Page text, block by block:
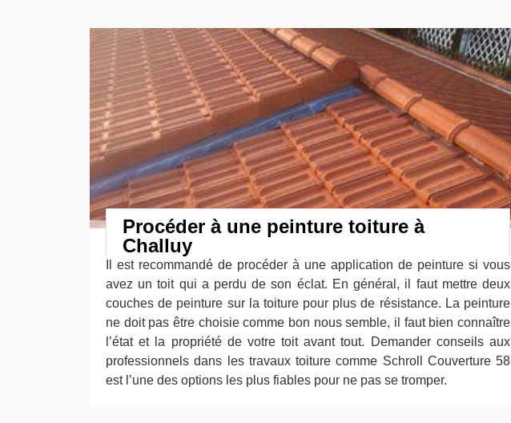
Procéder à une peinture toiture à
Challuy
Il est recommandé de procéder à une application de peinture si vous
avez un toit qui a perdu de son éclat. En général, il faut mettre deux
couches de peinture sur la toiture pour plus de résistance. La peinture
ne doit pas être choisie comme bon nous semble, il faut bien connaître
l’état et la propriété de votre toit avant tout. Demander conseils aux
professionnels dans les travaux toiture comme Schroll Couverture 58
est l’une des options les plus fiables pour ne pas se tromper.